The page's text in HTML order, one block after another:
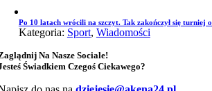
Po 10 latach wrócili na szczyt. Tak zakończył się turniej
Kategoria: Sport, Wiadomości
Na Nasze Sociale!
Świadkiem Czegoś Ciekawego?